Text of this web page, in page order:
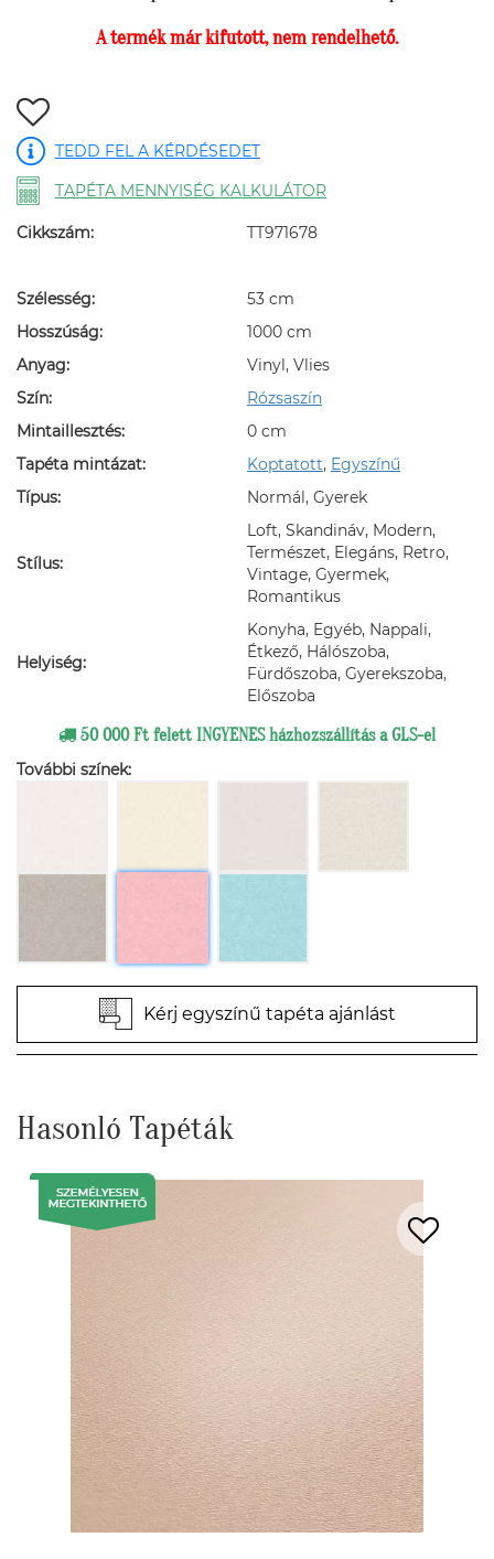
A termék már kifutott, nem rendelhető.
TEDD FEL A KÉRDÉSEDET
TAPÉTA MENNYISÉG KALKULÁTOR
Cikkszám: TT971678
Szélesség:
53 cm
Hosszúság:
1000 cm
Anyag:
Vinyl, Vlies
Szín:
Rózsaszín
Mintaillesztés:
0 cm
Tapéta mintázat:
Koptatott, Egyszínű
Típus:
Normál, Gyerek
Stílus:
Loft, Skandináv, Modern,
Természet, Elegáns, Retro,
Vintage, Gyermek,
Romantikus
Helyiség:
Konyha, Egyéb, Nappali,
Étkező, Hálószoba,
Fürdőszoba, Gyerekszoba,
Előszoba
50 000 Ft felett INGYENES házhozszállítás a GLS-el
További színek:
Kérj egyszínű tapéta ajánlást
Hasonló Tapéták